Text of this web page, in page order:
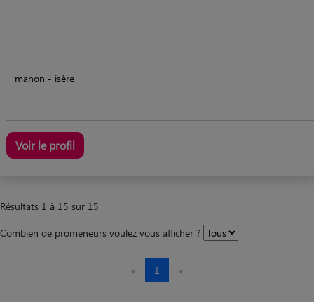
manon - isère
Voir le profil
Résultats 1 à 15 sur 15
Combien de promeneurs voulez vous afficher ?
« 1 »